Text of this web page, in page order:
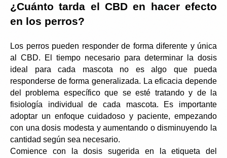
¿Cuánto tarda el CBD en hacer efecto
en los perros?
Los perros pueden responder de forma diferente y única
al CBD. El tiempo necesario para determinar la dosis
ideal para cada mascota no es algo que pueda
responderse de forma generalizada. La eficacia depende
del problema específico que se esté tratando y de la
fisiología individual de cada mascota. Es importante
adoptar un enfoque cuidadoso y paciente, empezando
con una dosis modesta y aumentando o disminuyendo la
cantidad según sea necesario.
Comience con la dosis sugerida en la etiqueta del